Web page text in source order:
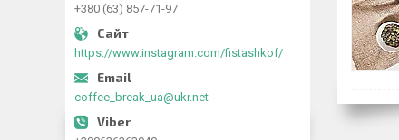
+380 (63) 857-71-97
https://www.instagram.com/fistashkof/
coffee_break_ua@ukr.net